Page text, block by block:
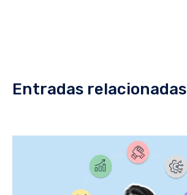
Entradas relacionadas